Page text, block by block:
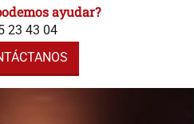
ayudar?
23 43 04